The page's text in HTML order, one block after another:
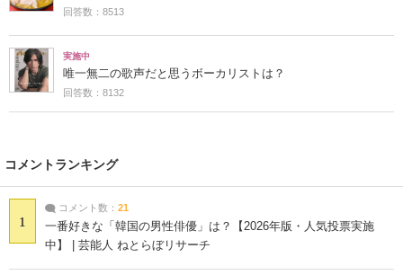
回答数：8513
実施中
唯一無二の歌声だと思うボーカリストは？
回答数：8132
コメントランキング
1
コメント数： 21
一番好きな「韓国の男性俳優」は？【2026年版・人気投票実施
中】 | 芸能人 ねとらぼリサーチ